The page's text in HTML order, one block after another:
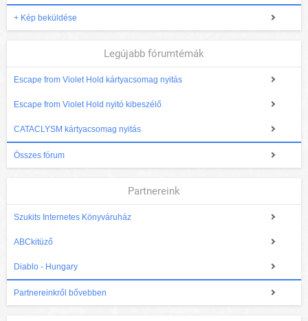
+ Kép beküldése
Legújabb fórumtémák
Escape from Violet Hold kártyacsomag nyitás
Escape from Violet Hold nyitó kibeszélő
CATACLYSM kártyacsomag nyitás
Összes fórum
Partnereink
Szukits Internetes Könyváruház
ABCkitüző
Diablo - Hungary
Partnereinkről bővebben